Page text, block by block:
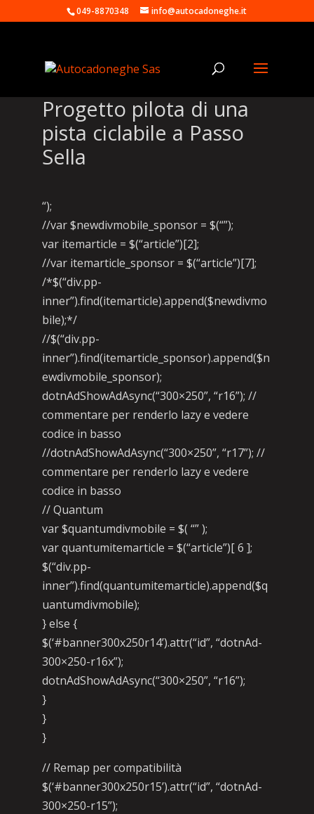
049-8870348 info@autocadoneghe.it
Progetto pilota di una
pista ciclabile a Passo
Sella
“);
//var $newdivmobile_sponsor = $(“”);
var itemarticle = $(“article”)[2];
//var itemarticle_sponsor = $(“article”)[7];
/*$(“div.pp-
inner”).find(itemarticle).append($newdivmo
bile);*/
//$(“div.pp-
inner”).find(itemarticle_sponsor).append($n
ewdivmobile_sponsor);
dotnAdShowAdAsync(“300×250”, “r16”); //
commentare per renderlo lazy e vedere
codice in basso
//dotnAdShowAdAsync(“300×250”, “r17”); //
commentare per renderlo lazy e vedere
codice in basso
// Quantum
var $quantumdivmobile = $( “” );
var quantumitemarticle = $(“article”)[ 6 ];
$(“div.pp-
inner”).find(quantumitemarticle).append($q
uantumdivmobile);
} else {
$(‘#banner300x250r14’).attr(“id”, “dotnAd-
300×250-r16x”);
dotnAdShowAdAsync(“300×250”, “r16”);
}
}
}
// Remap per compatibilità
$(‘#banner300x250r15’).attr(“id”, “dotnAd-
300×250-r15”);